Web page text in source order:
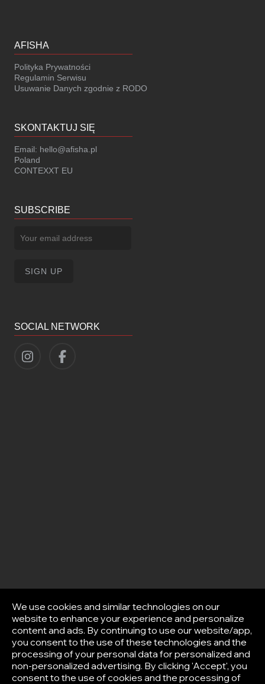
AFISHA
Polityka Prywatności
Regulamin Serwisu
Usuwanie Danych zgodnie z RODO
SKONTAKTUJ SIĘ
Email: hello@afisha.pl
Poland
CONTEXXT EU
SUBSCRIBE
SOCIAL NETWORK
We use cookies and similar technologies on our
website to enhance your experience and personalize
content and ads. By continuing to use our website/app,
you consent to the use of these technologies and the
processing of your personal data for personalized and
non-personalized advertising. By clicking 'Accept', you
consent to the use of cookies and the processing of